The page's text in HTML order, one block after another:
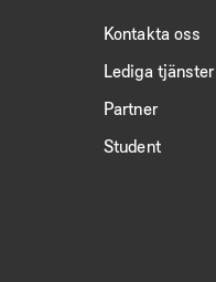
Kontakta oss
Lediga tjänster
Partner
Student